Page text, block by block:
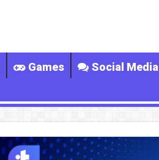
Games Social Media